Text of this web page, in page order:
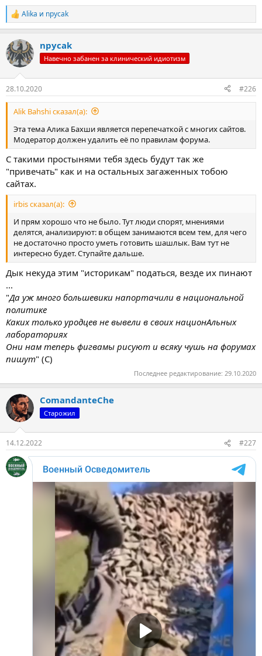
Р
е
к
ц
и
Alika и npycak
npycak
Навечно забанен за клинический идиотизм
28.10.2020 #226
Alik Bahshi сказал(а):
Эта тема Алика Бахши является перепечаткой с многих сайтов.
Модератор должен удалить её по правилам форума.
С такими простынями тебя здесь будут так же
"привечать" как и на остальных загаженных тобою
сайтах.
irbis сказал(а):
И прям хорошо что не было. Тут люди спорят, мнениями
делятся, анализируют: в общем занимаются всем тем, для чего
не достаточно просто уметь готовить шашлык. Вам тут не
интересно будет. Ступайте дальше.
Дык некуда этим "историкам" податься, везде их пинают
...
"Да уж много большевики напортачили в национальной
политике
Каких только уродцев не вывели в своих национАльных
лабораториях
Они нам теперь фигвамы рисуют и всяку чушь на форумах
пишут" (С)
Последнее редактирование: 29.10.2020
ComandanteChe
Старожил
14.12.2022 #227